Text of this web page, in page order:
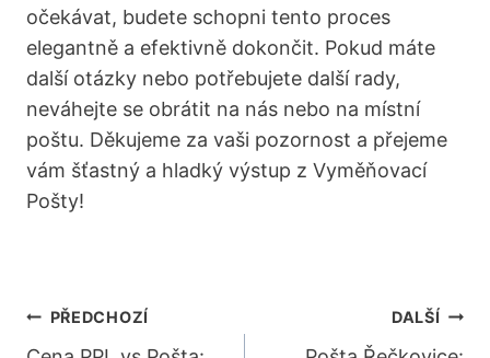
očekávat, budete schopni tento proces
elegantně a efektivně dokončit. Pokud máte
další otázky nebo potřebujete další rady,
neváhejte se obrátit na nás nebo na místní
poštu. Děkujeme za vaši pozornost a přejeme
vám šťastný a hladký výstup z Vyměňovací
Pošty!
Navigace
PŘEDCHOZÍ DALŠÍ